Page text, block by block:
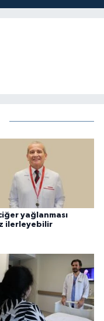
yağlanması
ilerleyebilir